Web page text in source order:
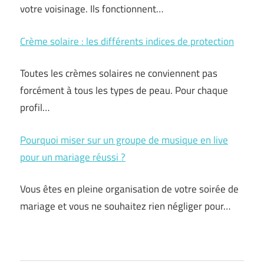
votre voisinage. Ils fonctionnent…
Crème solaire : les différents indices de protection
Toutes les crèmes solaires ne conviennent pas
forcément à tous les types de peau. Pour chaque
profil…
Pourquoi miser sur un groupe de musique en live
pour un mariage réussi ?
Vous êtes en pleine organisation de votre soirée de
mariage et vous ne souhaitez rien négliger pour…